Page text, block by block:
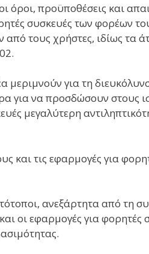
όροι, προϋποθέσεις και
συσκευές των φορέων
τους χρήστες, ιδίως τα
για τη
για να προσδώσουν στους
μεγαλύτερη
και τις εφαρμογές για
ανεξάρτητα από τη
οι εφαρμογές για φορητές